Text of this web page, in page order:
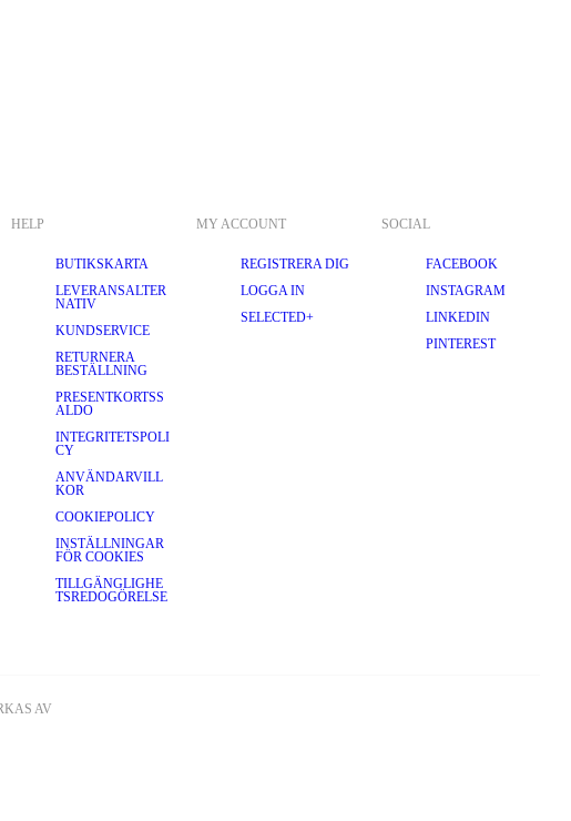
HELP
BUTIKSKARTA
LEVERANSALTER
NATIV
KUNDSERVICE
RETURNERA
BESTÄLLNING
PRESENTKORTSS
ALDO
INTEGRITETSPOLI
CY
ANVÄNDARVILL
KOR
COOKIEPOLICY
INSTÄLLNINGAR
FÖR COOKIES
TILLGÄNGLIGHE
TSREDOGÖRELSE
MY ACCOUNT
REGISTRERA DIG
LOGGA IN
SELECTED+
SOCIAL
FACEBOOK
INSTAGRAM
LINKEDIN
PINTEREST
AV